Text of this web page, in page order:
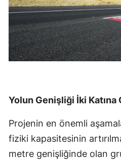
Yolun Genişliği İki Katına
Projenin en önemli
fiziki kapasitesinin
metre genişliğinde olan